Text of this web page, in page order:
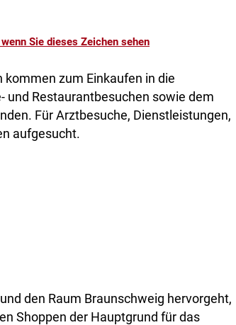
Sie dieses Zeichen sehen
zum Einkaufen in die
und Restaurantbesuchen sowie dem
Für Arztbesuche, Dienstleistungen,
aufgesucht.
den Raum Braunschweig hervorgeht,
Shoppen der Hauptgrund für das